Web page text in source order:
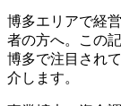
博多エリアで経
者の方へ。この
博多で注目され
介します。